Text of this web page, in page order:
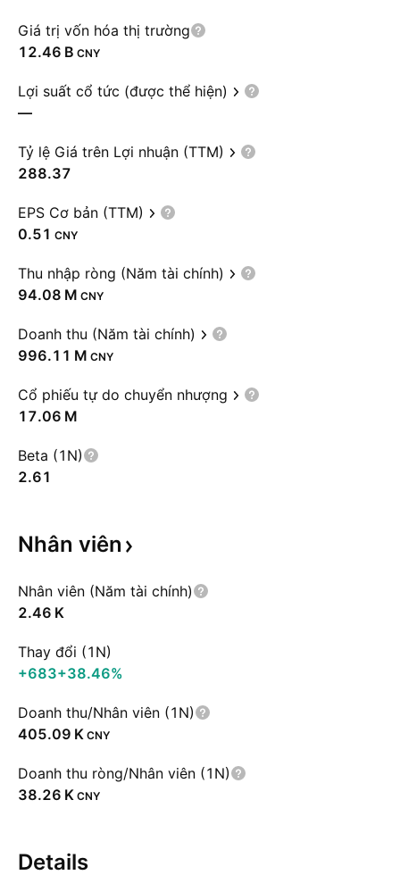
Giá trị vốn hóa thị trường
‪12.46 B‬ CNY
Lợi suất cổ tức (được thể hiện)
—
Tỷ lệ Giá trên Lợi nhuận (TTM)
288.37
EPS Cơ bản (TTM)
0.51 CNY
Thu nhập ròng (Năm tài chính)
‪94.08 M‬ CNY
Doanh thu (Năm tài chính)
‪996.11 M‬ CNY
Cổ phiếu tự do chuyển nhượng
‪17.06 M‬
Beta (1N)
2.61
Nhân viên
Nhân viên (Năm tài chính)
‪2.46 K‬
Thay đổi (1N)
+683+38.46%
Doanh thu/Nhân viên (1N)
‪405.09 K‬ CNY
Doanh thu ròng/Nhân viên (1N)
‪38.26 K‬ CNY
Details